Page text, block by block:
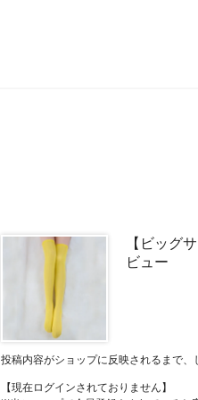
【ビッグ
ビュー
投稿内容がショップに反映されるまで、
【現在ログインされておりません】